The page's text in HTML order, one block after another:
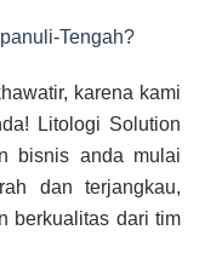
Tengah?
karena kami
Litologi Solution
bisnis anda mulai
dan terjangkau,
berkualitas dari tim